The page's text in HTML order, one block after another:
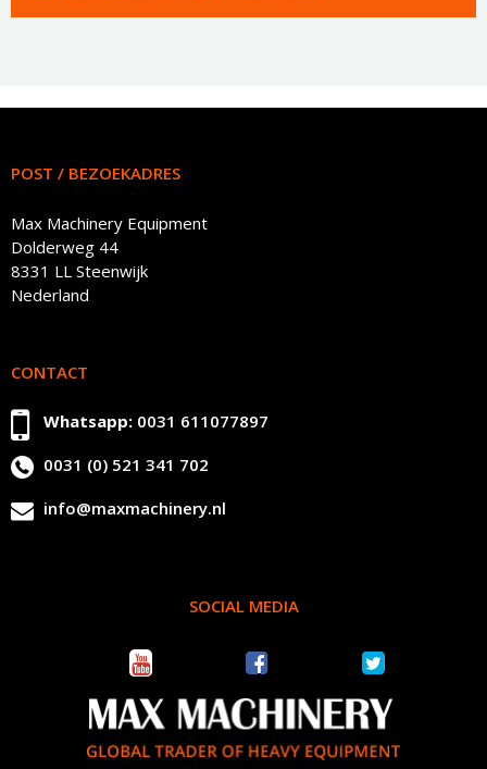
POST / BEZOEKADRES
Max Machinery Equipment
Dolderweg 44
8331 LL Steenwijk
Nederland
CONTACT
Whatsapp: 0031 611077897
0031 (0) 521 341 702
info@maxmachinery.nl
SOCIAL MEDIA